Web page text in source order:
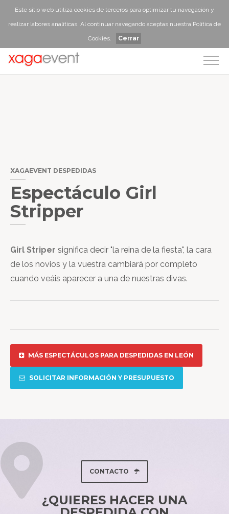
Este sitio web utiliza cookies de terceros para optimizar tu navegación y
realizar labores analíticas. Al continuar navegando aceptas nuestra Política de
Cookies. Cerrar
XAGAEVENT DESPEDIDAS
Espectáculo Girl
Stripper
Girl Striper significa decir "la reina de la fiesta", la cara
de los novios y la vuestra cambiará por completo
cuando veáis aparecer a una de nuestras divas.
MÁS ESPECTÁCULOS PARA DESPEDIDAS EN LEÓN
SOLICITAR INFORMACIÓN Y PRESUPUESTO
CONTACTO
¿QUIERES HACER UNA